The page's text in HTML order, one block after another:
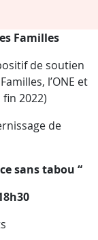
Familles
de soutien
l’ONE et
2022)
de
sans tabou “